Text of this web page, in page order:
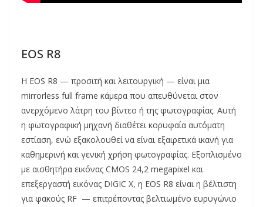
EOS R8
Η EOS R8 — προσιτή και λειτουργική — είναι μια
mirrorless full frame κάμερα που απευθύνεται στον
ανερχόμενο λάτρη του βίντεο ή της φωτογραφίας. Αυτή
η φωτογραφική μηχανή διαθέτει κορυφαία αυτόματη
εστίαση, ενώ εξακολουθεί να είναι εξαιρετικά ικανή για
καθημερινή και γενική χρήση φωτογραφίας. Εξοπλισμένο
με αισθητήρα εικόνας CMOS 24,2 megapixel και
επεξεργαστή εικόνας DIGIC X, η EOS R8 είναι η βέλτιστη
για φακούς RF — επιτρέποντας βελτιωμένο ευρυγώνιο